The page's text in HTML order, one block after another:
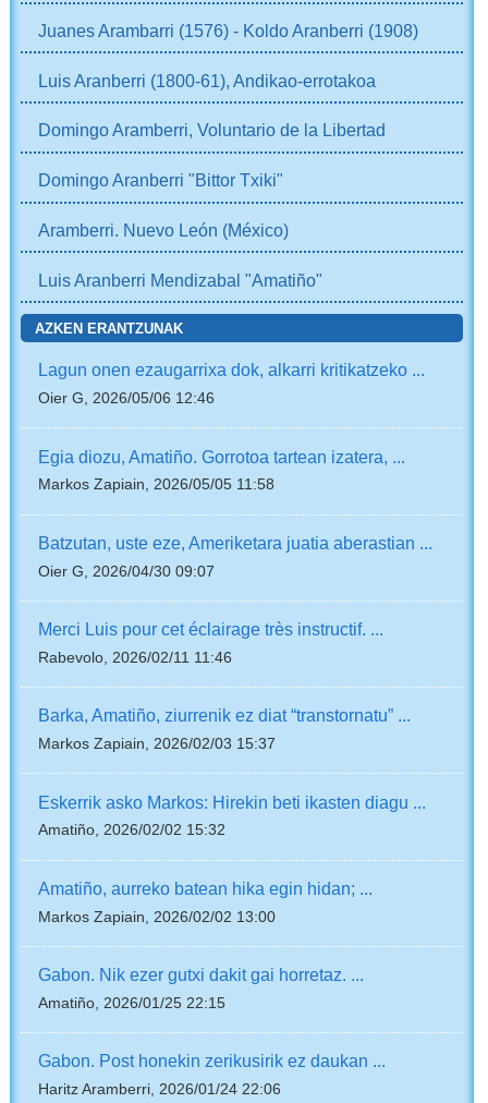
Juanes Arambarri (1576) - Koldo Aranberri (1908)
Luis Aranberri (1800-61), Andikao-errotakoa
Domingo Aramberri, Voluntario de la Libertad
Domingo Aranberri "Bittor Txiki"
Aramberri. Nuevo León (México)
Luis Aranberri Mendizabal "Amatiño"
AZKEN ERANTZUNAK
Lagun onen ezaugarrixa dok, alkarri kritikatzeko ...
Oier G, 2026/05/06 12:46
Egia diozu, Amatiño. Gorrotoa tartean izatera, ...
Markos Zapiain, 2026/05/05 11:58
Batzutan, uste eze, Ameriketara juatia aberastian ...
Oier G, 2026/04/30 09:07
Merci Luis pour cet éclairage très instructif. ...
Rabevolo, 2026/02/11 11:46
Barka, Amatiño, ziurrenik ez diat “transtornatu” ...
Markos Zapiain, 2026/02/03 15:37
Eskerrik asko Markos: Hirekin beti ikasten diagu ...
Amatiño, 2026/02/02 15:32
Amatiño, aurreko batean hika egin hidan; ...
Markos Zapiain, 2026/02/02 13:00
Gabon. Nik ezer gutxi dakit gai horretaz. ...
Amatiño, 2026/01/25 22:15
Gabon. Post honekin zerikusirik ez daukan ...
Haritz Aramberri, 2026/01/24 22:06